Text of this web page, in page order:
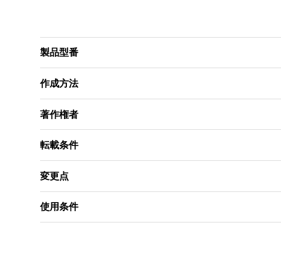
製品型番
作成方法
著作権者
転載条件
変更点
使用条件